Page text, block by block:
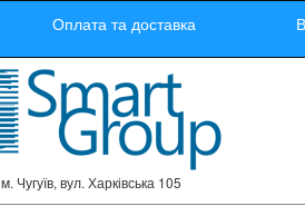
Оплата та доставка
м. Чугуїв, вул. Харківська 105